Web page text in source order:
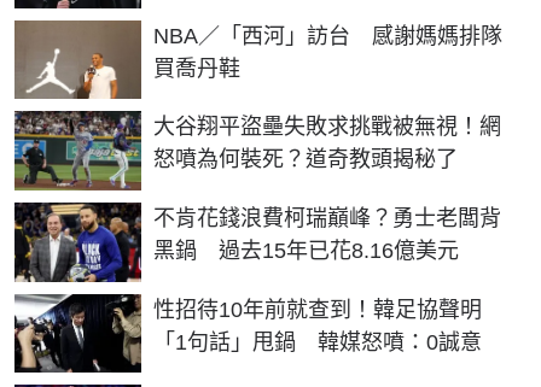
NBA／「西河」訪台 感謝媽媽排隊
買喬丹鞋
大谷翔平盜壘失敗求挑戰被無視！網
怒噴為何裝死？道奇教頭揭秘了
不肯花錢浪費柯瑞巔峰？勇士老闆背
黑鍋 過去15年已花8.16億美元
性招待10年前就查到！韓足協聲明
「1句話」甩鍋 韓媒怒噴：0誠意